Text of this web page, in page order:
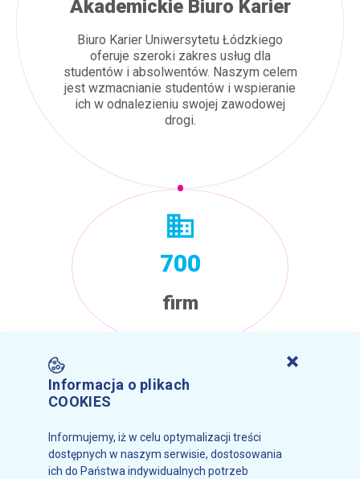
Akademickie Biuro Karier
Biuro Karier Uniwersytetu Łódzkiego
oferuje szeroki zakres usług dla
studentów i absolwentów. Naszym celem
jest wzmacnianie studentów i wspieranie
ich w odnalezieniu swojej zawodowej
drogi.
ofert pracy
700
firm
Informacja o plikach
COOKIES
Informujemy, iż w celu optymalizacji treści
dostępnych w naszym serwisie, dostosowania
ich do Państwa indywidualnych potrzeb